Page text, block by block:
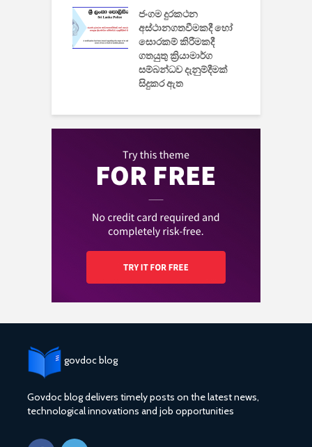
ජංගම දුරකථන
අස්ථානගතවීමකදී හෝ
සොරකම් කිරීමකදී
ගතයුතු ක්‍රියාමාර්ග
සම්බන්ධව දැනුම්දීමක්
සිදුකර ඇත
govdoc blog
Govdoc blog delivers timely posts on the latest news,
technological innovations and job opportunities